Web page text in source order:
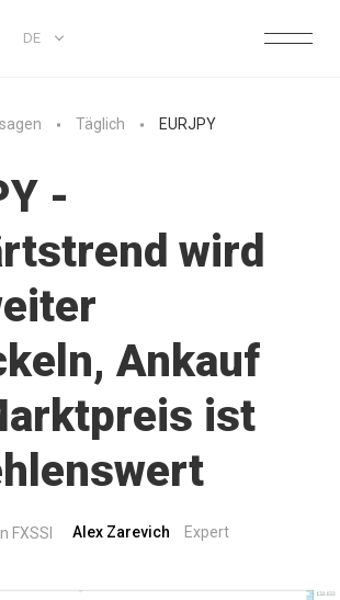
DE
Täglich EURJPY
-
wird
Ankauf
ist
Alex Zarevich Expert